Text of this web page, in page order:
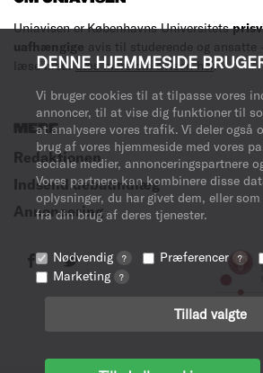
DENNE HJEMMESIDE
Vi bruger cookies til at tilpasse vores
annoncer, til at vise dig funktioner til
at analysere vores trafik. Vi deler også
brug af vores hjemmeside med vores
sociale medier, annonceringspartnere
Vores partnere kan kombinere disse
oplysninger, du har givet dem, eller
fra din brug af deres tjenester.
Nødvendig ? Præferencer ?
Marketing ?
Tillad valgte
Uniavisen er Københavns Universitets
uafhængige avis til studerende og ansatte
læse med.Læs mere om avisen her.
MERE
Redaktionen
Indsend debatindlæg
Annoncering